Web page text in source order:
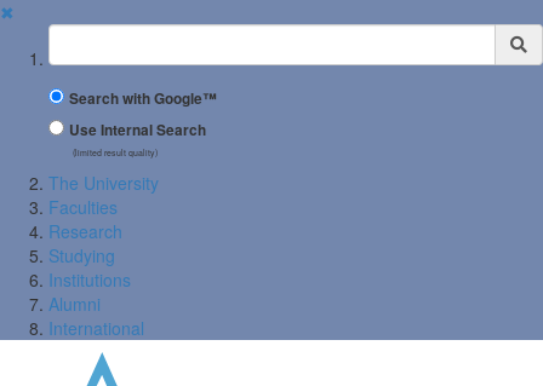
✖
Suchbegriff
Search with Google™
Use Internal Search
(limited result quality)
The University
Faculties
Research
Studying
Institutions
Alumni
International